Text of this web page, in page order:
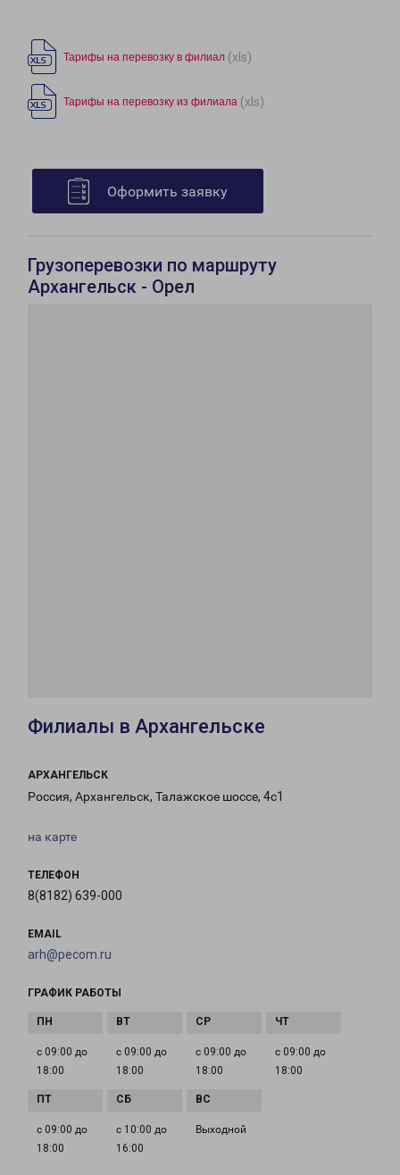
Тарифы на перевозку в филиал (xls)
Тарифы на перевозку из филиала (xls)
Оформить заявку
Грузоперевозки по маршруту
Архангельск - Орел
Филиалы в Архангельске
АРХАНГЕЛЬСК
Россия, Архангельск, Талажское шоссе, 4с1
на карте
ТЕЛЕФОН
8(8182) 639-000
EMAIL
arh@pecom.ru
ГРАФИК РАБОТЫ
с 09:00 до
18:00
с 09:00 до
18:00
с 09:00 до
18:00
с 09:00 до
18:00
с 09:00 до
18:00
с 10:00 до
16:00
Выходной